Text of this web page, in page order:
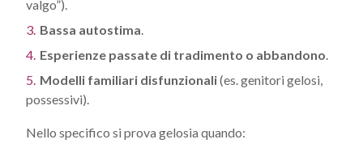
valgo”).
Bassa autostima.
Esperienze passate di tradimento o abbandono.
Modelli familiari disfunzionali(es. genitori gelosi,
possessivi).
Nello specifico si prova gelosia quando: